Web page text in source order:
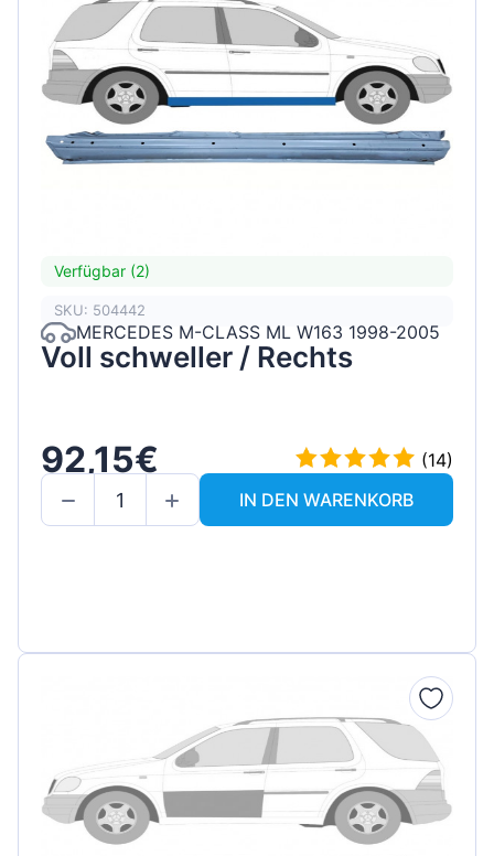
Verfügbar (2)
SKU: 504442
MERCEDES M-CLASS ML W163 1998-2005
Voll schweller / Rechts
92,15€
(14)
IN DEN WARENKORB